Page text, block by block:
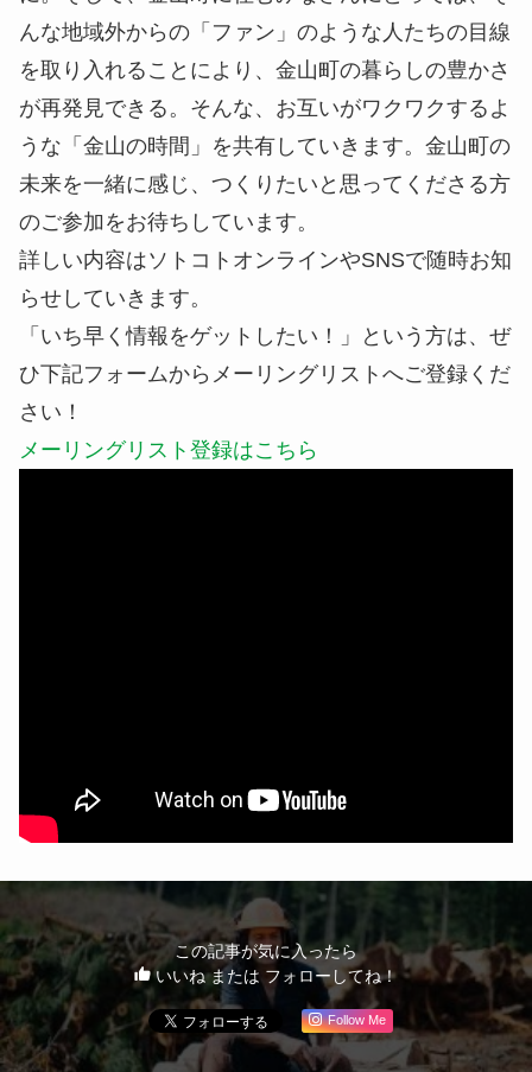
んな地域外からの「ファン」のような人たちの目線
を取り入れることにより、金山町の暮らしの豊かさ
が再発見できる。そんな、お互いがワクワクするよ
うな「金山の時間」を共有していきます。金山町の
未来を一緒に感じ、つくりたいと思ってくださる方
のご参加をお待ちしています。
詳しい内容はソトコトオンラインやSNSで随時お知
らせしていきます。
「いち早く情報をゲットしたい！」という方は、ぜ
ひ下記フォームからメーリングリストへご登録くだ
さい！
メーリングリスト登録はこちら
この記事が気に入ったら
いいね または フォローしてね！
Follow Me